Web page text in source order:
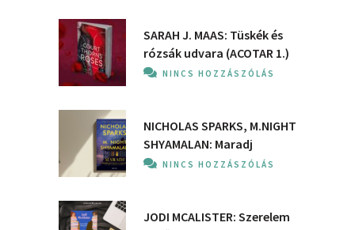
SARAH J. MAAS: Tüskék és
rózsák udvara (ACOTAR 1.)
NINCS HOZZÁSZÓLÁS
NICHOLAS SPARKS, M.NIGHT
SHYAMALAN: Maradj
NINCS HOZZÁSZÓLÁS
JODI MCALISTER: Szerelem